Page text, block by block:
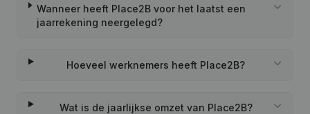
Wanneer heeft Place2B voor het laatst een
jaarrekening neergelegd?
Hoeveel werknemers heeft Place2B?
Wat is de jaarlijkse omzet van Place2B?